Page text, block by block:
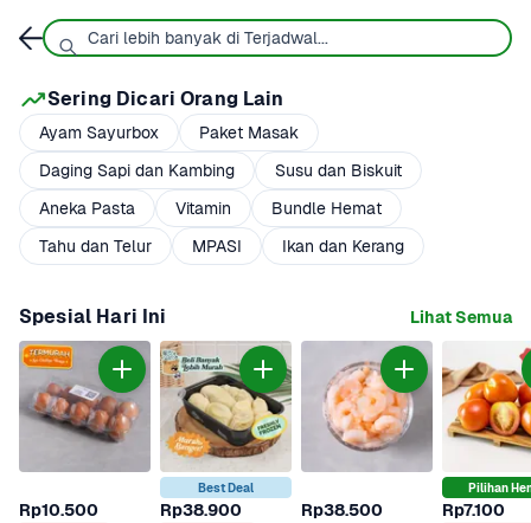
Sering Dicari Orang Lain
Ayam Sayurbox
Paket Masak
Daging Sapi dan Kambing
Susu dan Biskuit
Aneka Pasta
Vitamin
Bundle Hemat
Tahu dan Telur
MPASI Ikan dan Kerang
Spesial Hari Ini Lihat Semua
Rp10.500
Best Deal
Rp38.900 Rp38.500
Pilihan
Rp7.100